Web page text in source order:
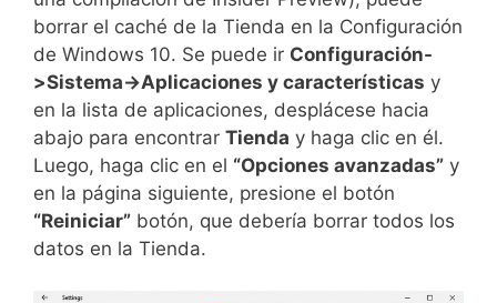
borrar el caché de la Tienda en la Configuración
de Windows 10. Se puede ir Configuración-
>Sistema->Aplicaciones y características y
en la lista de aplicaciones, desplácese hacia
abajo para encontrar Tienda y haga clic en él.
Luego, haga clic en el “Opciones avanzadas” y
en la página siguiente, presione el botón
“Reiniciar” botón, que debería borrar todos los
datos en la Tienda.